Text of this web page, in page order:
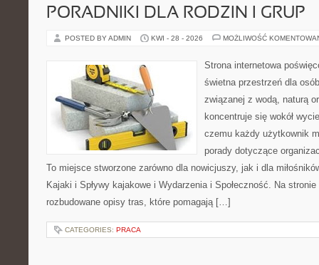
PORADNIKI DLA RODZIN I GRUP
POSTED BY ADMIN KWI - 28 - 2026 MOŻLIWOŚĆ
Strona internetowa
świetna przestrzeń dla
związanej z wodą, naturą
koncentruje się wokół
czemu każdy użytkownik
porady dotyczące
To miejsce stworzone zarówno dla nowicjuszy, jak i dla
Kajaki i Spływy kajakowe i Wydarzenia i Społeczność. Na
rozbudowane opisy tras, które pomagają […]
CATEGORIES: PRACA